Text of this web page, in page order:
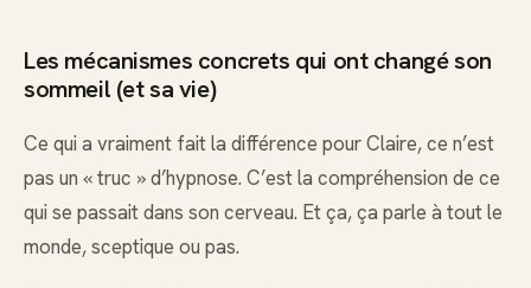
Les mécanismes concrets qui ont changé son
sommeil (et sa vie)
Ce qui a vraiment fait la différence pour Claire, ce n’est
pas un « truc » d’hypnose. C’est la compréhension de ce
qui se passait dans son cerveau. Et ça, ça parle à tout le
monde, sceptique ou pas.